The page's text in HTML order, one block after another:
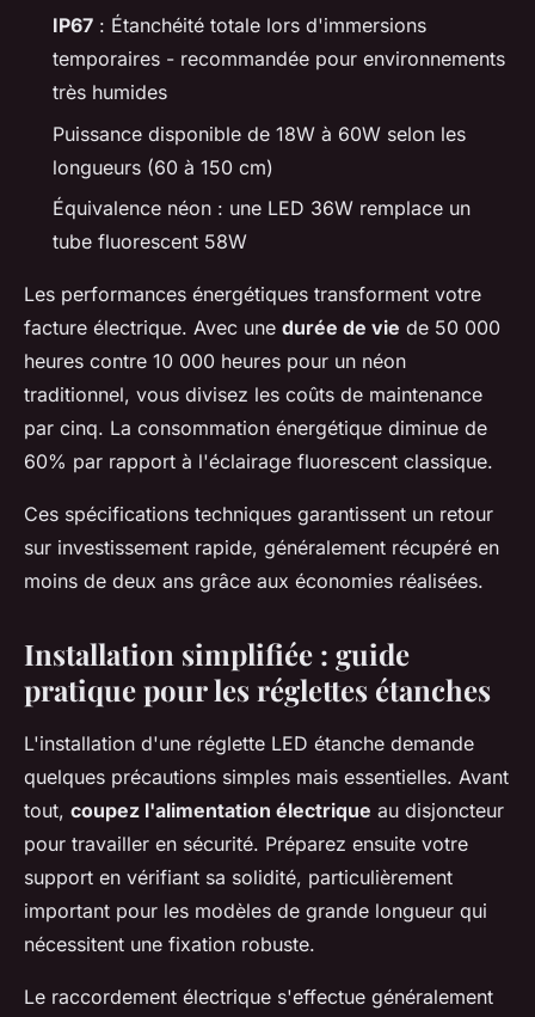
IP67 : Étanchéité totale lors d'immersions
temporaires - recommandée pour environnements
très humides
Puissance disponible de 18W à 60W selon les
longueurs (60 à 150 cm)
Équivalence néon : une LED 36W remplace un
tube fluorescent 58W
Les performances énergétiques transforment votre
facture électrique. Avec une durée de vie de 50 000
heures contre 10 000 heures pour un néon
traditionnel, vous divisez les coûts de maintenance
par cinq. La consommation énergétique diminue de
60% par rapport à l'éclairage fluorescent classique.
Ces spécifications techniques garantissent un retour
sur investissement rapide, généralement récupéré en
moins de deux ans grâce aux économies réalisées.
Installation simplifiée : guide
pratique pour les réglettes étanches
L'installation d'une réglette LED étanche demande
quelques précautions simples mais essentielles. Avant
tout, coupez l'alimentation électrique au disjoncteur
pour travailler en sécurité. Préparez ensuite votre
support en vérifiant sa solidité, particulièrement
important pour les modèles de grande longueur qui
nécessitent une fixation robuste.
Le raccordement électrique s'effectue généralement